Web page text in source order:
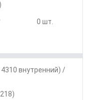
0 шт.
внутренний) /